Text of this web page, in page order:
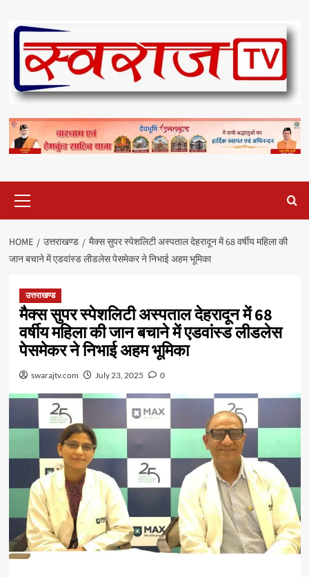
content
Menu
HOME उत्तराखण्ड
मैक्स सुपर स्पेशलिटी अस्पताल देहरादून में 68 वर्षीय महिला की
जान बचाने में एडवांस्ड लीडलेस पेसमेकर ने निभाई अहम भूमिका
उत्तराखण्ड
मैक्स सुपर स्पेशलिटी अस्पताल देहरादून में 68
वर्षीय महिला की जान बचाने में एडवांस्ड लीडलेस
पेसमेकर ने निभाई अहम भूमिका
swarajtv.com July 23, 2025 0